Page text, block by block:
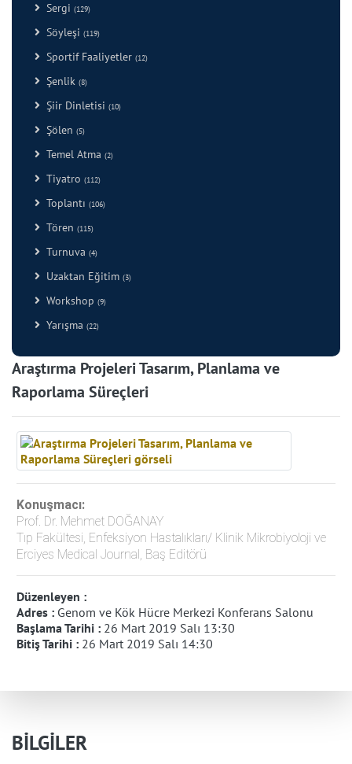
Sergi (129)
Söyleşi (119)
Sportif Faaliyetler (12)
Şenlik (8)
Şiir Dinletisi (10)
Şölen (5)
Temel Atma (2)
Tiyatro (112)
Toplantı (106)
Tören (115)
Turnuva (4)
Uzaktan Eğitim (3)
Workshop (9)
Yarışma (22)
Araştırma Projeleri Tasarım, Planlama ve
Raporlama Süreçleri
Konuşmacı:
Prof. Dr. Mehmet DOĞANAY
Tıp Fakültesi, Enfeksiyon Hastalıkları/ Klinik Mikrobiyoloji ve
Erciyes Medical Journal, Baş Editörü
Düzenleyen :
Adres : Genom ve Kök Hücre Merkezi Konferans Salonu
Başlama Tarihi : 26 Mart 2019 Salı 13:30
Bitiş Tarihi : 26 Mart 2019 Salı 14:30
BİLGİLER